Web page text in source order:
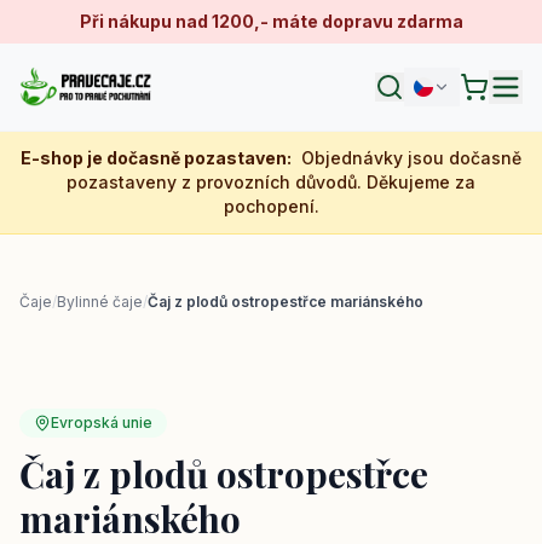
Při nákupu nad 1200,- máte dopravu zdarma
E-shop je dočasně pozastaven: Objednávky jsou dočasně
pozastaveny z provozních důvodů. Děkujeme za
pochopení.
Čaje/Bylinné čaje/Čaj z plodů ostropestřce mariánského
Evropská unie
Čaj z plodů ostropestřce
mariánského